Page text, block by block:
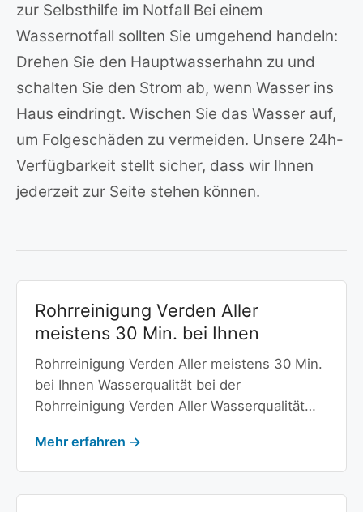
zur Selbsthilfe im Notfall Bei einem
Wassernotfall sollten Sie umgehend handeln:
Drehen Sie den Hauptwasserhahn zu und
schalten Sie den Strom ab, wenn Wasser ins
Haus eindringt. Wischen Sie das Wasser auf,
um Folgeschäden zu vermeiden. Unsere 24h-
Verfügbarkeit stellt sicher, dass wir Ihnen
jederzeit zur Seite stehen können.
Rohrreinigung Verden Aller
meistens 30 Min. bei Ihnen
Rohrreinigung Verden Aller meistens 30 Min.
bei Ihnen Wasserqualität bei der
Rohrreinigung Verden Aller Wasserqualität…
Mehr erfahren →